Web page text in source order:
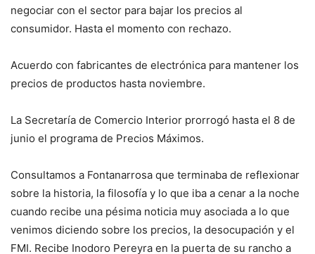
negociar con el sector para bajar los precios al
consumidor. Hasta el momento con rechazo.
Acuerdo con fabricantes de electrónica para mantener los
precios de productos hasta noviembre.
La Secretaría de Comercio Interior prorrogó hasta el 8 de
junio el programa de Precios Máximos.
Consultamos a Fontanarrosa que terminaba de reflexionar
sobre la historia, la filosofía y lo que iba a cenar a la noche
cuando recibe una pésima noticia muy asociada a lo que
venimos diciendo sobre los precios, la desocupación y el
FMI. Recibe Inodoro Pereyra en la puerta de su rancho a